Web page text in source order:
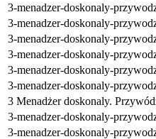
3-menadzer-doskonaly-
3-menadzer-doskonaly-
3-menadzer-doskonaly-
3-menadzer-doskonaly-
3-menadzer-doskonaly-
3-menadzer-doskonaly-
3 Menadżer doskonaly.
3-menadzer-doskonaly-
3-menadzer-doskonaly-